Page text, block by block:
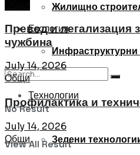
Жилищно
Инфраструктурни
Технологии
Зелени
Екология
No Result
View All Result
Превод и легализация
чужбина
July 14, 2026
Общи
Профилактика и
July 14, 2026
Общи